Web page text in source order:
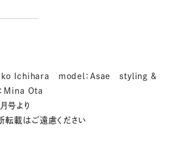
Ichihara model：Asae styling &
Mina Ota
号より
転載はご遠慮ください